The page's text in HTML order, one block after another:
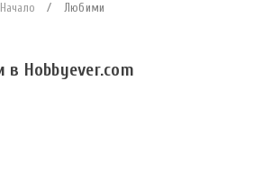
Начало / Любими
Hobbyever.com